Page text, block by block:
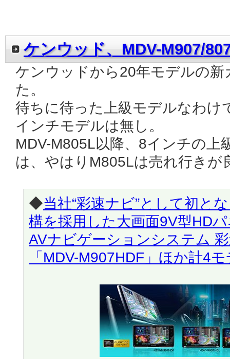
ケンウッド、MDV-M907/
ケンウッドから20年モデルの
た。
待ちに待った上級モデルなわけ
インチモデルは無し。
MDV-M805L以降、8インチの上
は、やはりM805Lは売れ行き
◆当社“彩速ナビ”として初と
構を採用した大画面9V型HD
AVナビゲーションシステム
「MDV-M907HDF」ほか計4